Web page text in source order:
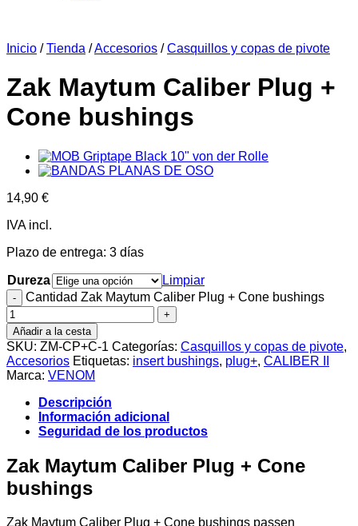
Inicio / Tienda /Accesorios / Casquillos y copas de pivote
Zak Maytum Caliber Plug +
Cone bushings
14,90 €
IVA incl.
Plazo de entrega: 3 días
Dureza
Limpiar
Cantidad Zak Maytum Caliber Plug + Cone bushings
Añadir a la cesta
SKU: ZM-CP+C-1 Categorías: Casquillos y copas de pivote,
Accesorios Etiquetas: insert bushings, plug+, CALIBER II
Marca: VENOM
Descripción
Información adicional
Seguridad de los productos
Zak Maytum Caliber Plug + Cone
bushings
Zak Maytum Caliber Plug + Cone bushings passen